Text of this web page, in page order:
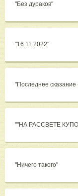
"Без дураков"
"16.11.2022"
"Последнее
""НА РАССВЕТЕ
"Ничего такого"